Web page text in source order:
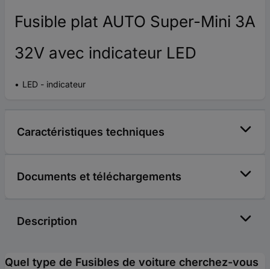
Fusible plat AUTO Super-Mini 3A
32V avec indicateur LED
LED - indicateur
Caractéristiques techniques
Documents et téléchargements
Description
Quel type de Fusibles de voiture cherchez-vous